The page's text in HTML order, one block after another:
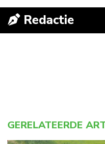
Redactie
GERELATEERDE